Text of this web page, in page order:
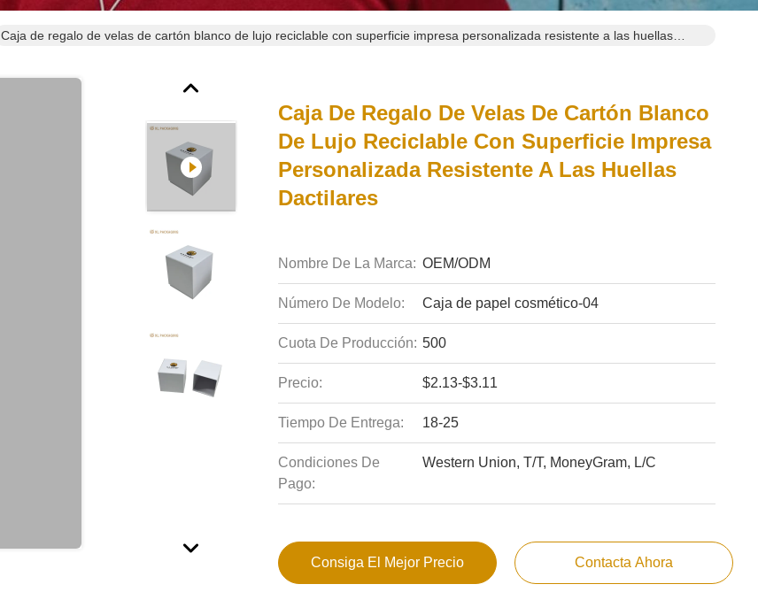
Caja de regalo de velas de cartón blanco de lujo reciclable con superficie impresa personalizada resistente a las huellas
Caja De Regalo De Velas De Cartón Blanco
De Lujo Reciclable Con Superficie Impresa
Personalizada Resistente A Las Huellas
Dactilares
Nombre De La Marca: OEM/ODM
Número De Modelo: Caja de papel cosmético-04
Cuota De Producción: 500
Precio: $2.13-$3.11
Tiempo De Entrega: 18-25
Condiciones De
Pago:
Western Union, T/T, MoneyGram, L/C
Consiga El Mejor Precio Contacta Ahora